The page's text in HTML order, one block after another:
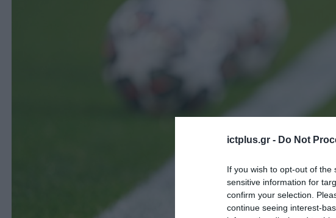
ictplus.gr - Do Not
If you wish to opt-out of
sensitive information for
confirm your selection.
continue seeing interest-